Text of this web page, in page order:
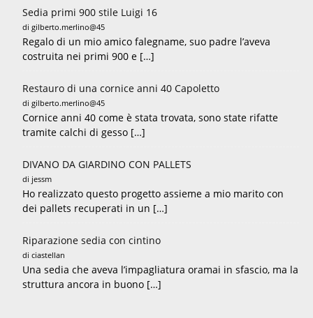
Sedia primi 900 stile Luigi 16
di gilberto.merlino@45
Regalo di un mio amico falegname, suo padre l’aveva
costruita nei primi 900 e […]
Restauro di una cornice anni 40 Capoletto
di gilberto.merlino@45
Cornice anni 40 come è stata trovata, sono state rifatte
tramite calchi di gesso […]
DIVANO DA GIARDINO CON PALLETS
di jessm
Ho realizzato questo progetto assieme a mio marito con
dei pallets recuperati in un […]
Riparazione sedia con cintino
di ciastellan
Una sedia che aveva l’impagliatura oramai in sfascio, ma la
struttura ancora in buono […]